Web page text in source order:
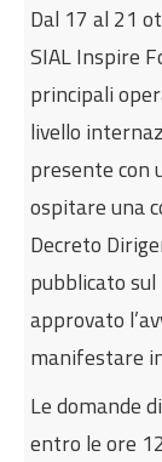
Eventi
Glossario
Contatti
Sei qui:
a SIAL
Dal 17 al 21
SIAL Inspire
principali
livello
presente con
ospitare una
Decreto
pubblicato
approvato
manifestare
Le domande
entro le ore